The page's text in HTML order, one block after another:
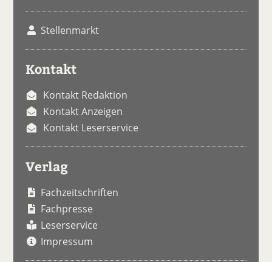
Stellenmarkt
Kontakt
Kontakt Redaktion
Kontakt Anzeigen
Kontakt Leserservice
Verlag
Fachzeitschriften
Fachpresse
Leserservice
Impressum